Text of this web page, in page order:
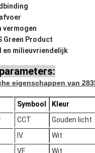
Green Product
en milieuvriendelijk
eigenschappen van
Symbool Kleur
CCT Gouden licht
IV. Wit
VF Wit